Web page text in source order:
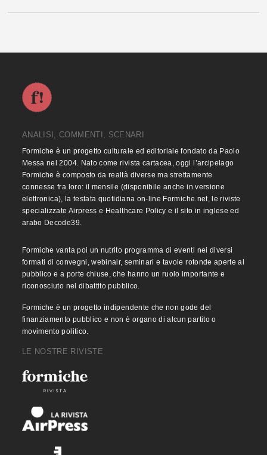
ANALISI, COMMENTI, SCENARI
Formiche è un progetto culturale ed editoriale fondato da Paolo
Messa nel 2004. Nato come rivista cartacea, oggi l’arcipelago
Formiche è composto da realtà diverse ma strettamente
connesse fra loro: il mensile (disponibile anche in versione
elettronica), la testata quotidiana on-line Formiche.net, le riviste
specializzate Airpress e Healthcare Policy e il sito in inglese ed
arabo Decode39.
Formiche vanta poi un nutrito programma di eventi nei diversi
formati di convegni, webinair, seminari e tavole rotonde aperte al
pubblico e a porte chiuse, che hanno un ruolo importante e
riconosciuto nel dibattito pubblico.
Formiche è un progetto indipendente che non gode del
finanziamento pubblico e non è organo di alcun partito o
movimento politico.
LE NOSTRE RIVISTE